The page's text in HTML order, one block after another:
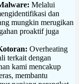
Melalui
dan
mungkin merugikan
proaktif juga
Overheating
terkait dengan
kami mencakup
membantu